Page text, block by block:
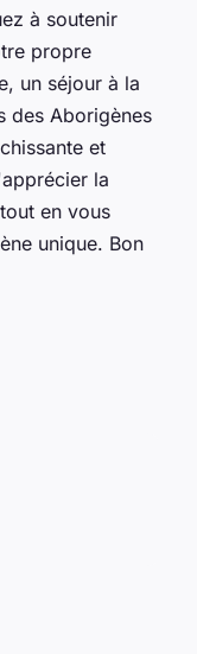
à soutenir
propre
un séjour à la
des Aborigènes
et
la
en vous
unique. Bon